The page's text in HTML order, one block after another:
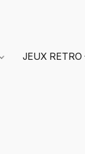
JEUX RETRO